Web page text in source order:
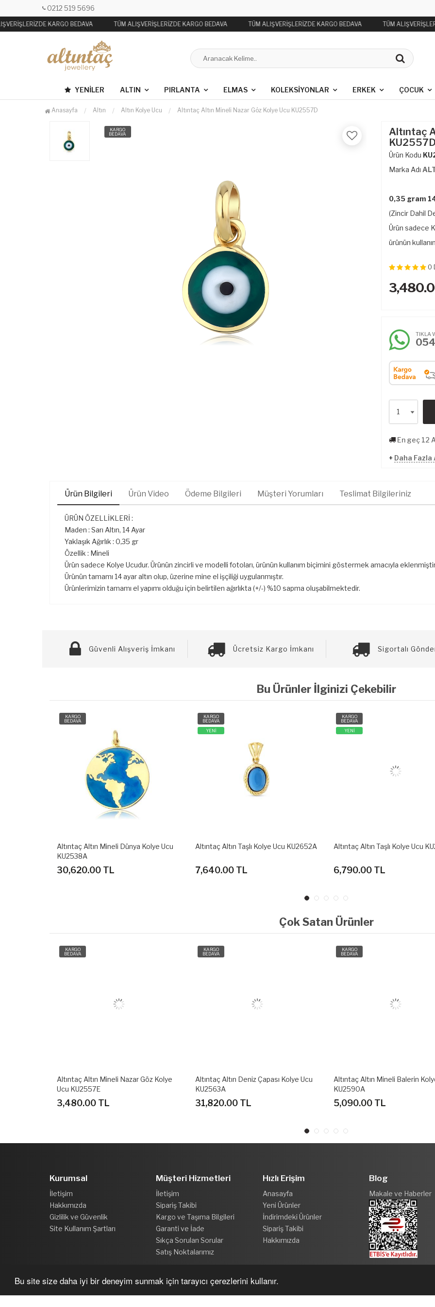
Bu site size daha iyi bir deneyim sunmak için tarayıcı çerezlerini kullanır.
0212 519 5696
KARGO BEDAVA TÜM ALIŞVERİŞLERİZDE KARGO BEDAVA TÜM ALIŞVERİŞLERİZDE KARGO BEDAVA TÜM
YENILER ALTIN PIRLANTA ELMAS KOLEKSIYONLAR ERKEK ÇOCUK
Anasayfa Altın Altın Kolye Ucu Altıntaç Altın Mineli Nazar Göz Kolye Ucu KU2557D
KARGO
BEDAVA
Altıntaç
KU2557D
Ürün Kodu
Marka Adı
0,35 gram
(Zincir Dahil
Ürün sadece
ürünün
0
TIKLA
En geç 12
+ Daha Fazla
Ürün Bilgileri Ürün Video Ödeme Bilgileri Müşteri Yorumları Teslimat Bilgileriniz
ÜRÜN ÖZELLİKLERİ :
Maden : Sarı Altın, 14 Ayar
Yaklaşık Ağırlık : 0,35 gr
Özellik : Mineli
Ürün sadece Kolye Ucudur. Ürünün zincirli ve modelli fotoları, ürünün kullanım biçimini göstermek amacıyla
Ürünün tamamı 14 ayar altın olup, üzerine mine el işçiliği uygulanmıştır.
Ürünlerimizin tamamı el yapımı olduğu için belirtilen ağırlıkta (+/-) %10 sapma oluşabilmektedir.
Güvenli Alışveriş İmkanı Ücretsiz Kargo İmkanı Sigortalı
Bu Ürünler İlginizi Çekebilir
KARGO
BEDAVA
Altıntaç Altın Taşlı Kolye Ucu KU2652A
7,640.00 TL
KARGO
BEDAVA
YENİ
Altıntaç Altın Taşlı Kolye Ucu KU2651A
6,790.00 TL
KARGO
BEDAVA
YENİ
Altıntaç Altın Taşlı Kolye Ucu
5,090.00 TL
Çok Satan Ürünler
KARGO
BEDAVA
Altıntaç Altın Deniz Çapası Kolye Ucu
KU2563A
31,820.00 TL
KARGO
BEDAVA
Altıntaç Altın Mineli Balerin Kolye Ucu
KU2590A
5,090.00 TL
KARGO
BEDAVA
Altıntaç Altın Mineli Davud'un
Kolye Ucu KU2570A
4,500.00 TL
Kurumsal
İletişim
Hakkımızda
Gizlilik ve Güvenlik
Site Kullanım Şartları
Müşteri Hizmetleri
İletişim
Sipariş Takibi
Kargo ve Taşıma Bilgileri
Garanti ve İade
Sıkça Sorulan Sorular
Satış Noktalarımız
Hızlı Erişim
Anasayfa
Yeni Ürünler
İndirimdeki Ürünler
Sipariş Takibi
Hakkımızda
Blog
Makale ve Haberler